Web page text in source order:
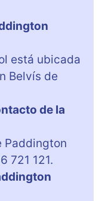
está ubicada
Belvís de
de la
Paddington
721 121.